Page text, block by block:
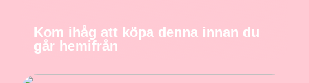
Kom ihåg att köpa denna innan du
går hemifrån